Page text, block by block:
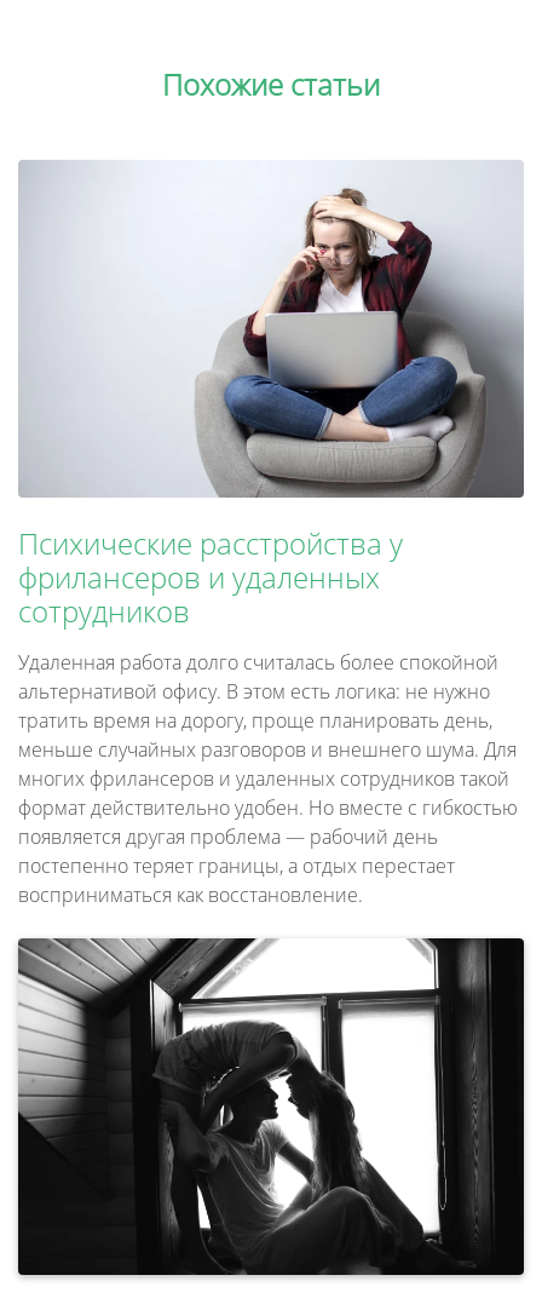
Похожие статьи
Психические расстройства у
фрилансеров и удаленных
сотрудников
Удаленная работа долго считалась более спокойной
альтернативой офису. В этом есть логика: не нужно
тратить время на дорогу, проще планировать день,
меньше случайных разговоров и внешнего шума. Для
многих фрилансеров и удаленных сотрудников такой
формат действительно удобен. Но вместе с гибкостью
появляется другая проблема — рабочий день
постепенно теряет границы, а отдых перестает
восприниматься как восстановление.